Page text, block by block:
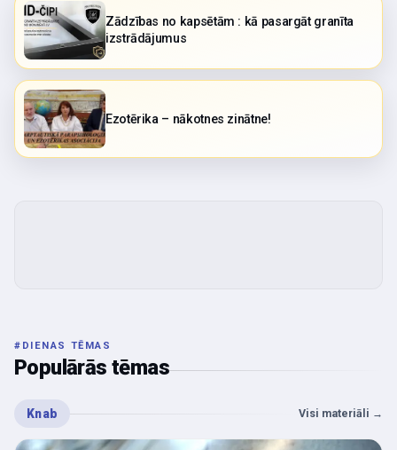
Zādzības no kapsētām : kā pasargāt granīta
izstrādājumus
Ezotērika – nākotnes zinātne!
# DIENAS TĒMAS
Populārās tēmas
Knab Visi materiāli →